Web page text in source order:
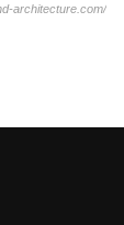
architecture.com/